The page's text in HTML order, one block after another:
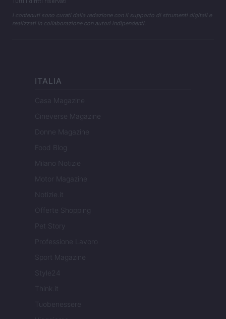
I contenuti sono curati dalla redazione con il supporto di strumenti digitali e
realizzati in collaborazione con autori indipendenti.
ITALIA
Casa Magazine
Cineverse Magazine
Donne Magazine
Food Blog
Milano Notizie
Motor Magazine
Notizie.it
Offerte Shopping
Pet Story
Professione Lavoro
Sport Magazine
Style24
Think.it
Tuobenessere